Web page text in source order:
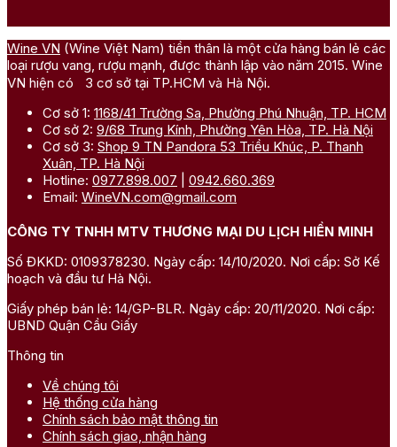
Wine VN (Wine Việt Nam) tiền thân là một cửa hàng bán lẻ các
loại rượu vang, rượu mạnh, được thành lập vào năm 2015. Wine
VN hiện có 3 cơ sở tại TP.HCM và Hà Nội.
Cơ sở 1: 1168/41 Trường Sa, Phường Phú Nhuận, TP. HCM
Cơ sở 2: 9/68 Trung Kính, Phường Yên Hòa, TP. Hà Nội
Cơ sở 3: Shop 9 TN Pandora 53 Triều Khúc, P. Thanh
Xuân, TP. Hà Nội
Hotline: 0977.898.007
0942.660.369
Email: WineVN.com@gmail.com
CÔNG TY TNHH MTV THƯƠNG MẠI DU LỊCH HIỀN MINH
Số ĐKKD: 0109378230. Ngày cấp: 14/10/2020. Nơi cấp: Sở Kế
hoạch và đầu tư Hà Nội.
Giấy phép bán lẻ: 14/GP-BLR. Ngày cấp: 20/11/2020. Nơi cấp:
UBND Quận Cầu Giấy
Thông tin
Về chúng tôi
Hệ thống cửa hàng
Chính sách bảo mật thông tin
Chính sách giao, nhận hàng